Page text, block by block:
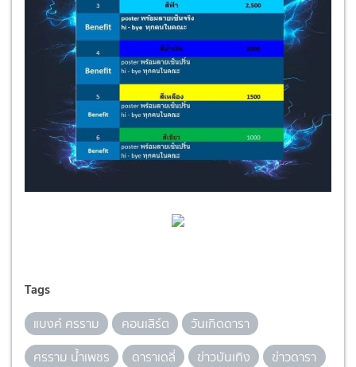
Tags
แบงค์ ศรราม คอนเสิร์ต
วันเกิดดารา
ศรราม น้ำเพชร
ดาราเดลี่ ข่าวบันเทิง
ข่าวดารา